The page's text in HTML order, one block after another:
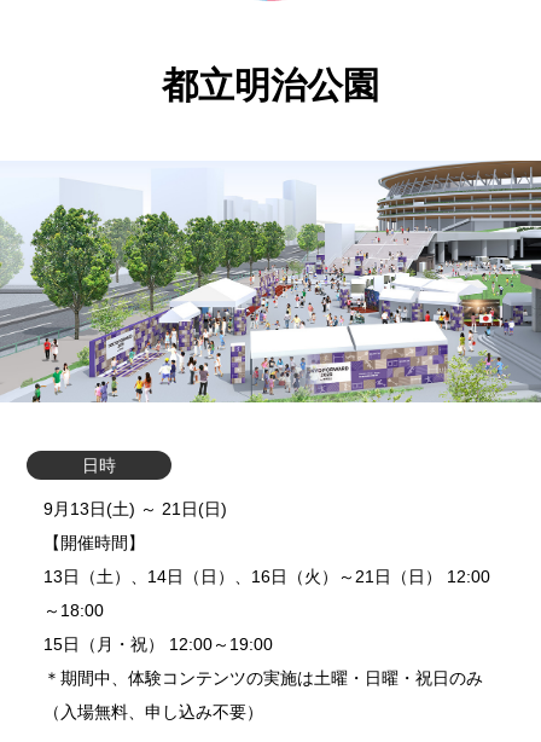
都立明治公園
日時
9月13日(土) ～ 21日(日)
【開催時間】
13日（土）、14日（日）、16日（火）～21日（日） 12:00
～18:00
15日（月・祝） 12:00～19:00
＊期間中、体験コンテンツの実施は土曜・日曜・祝日のみ
（入場無料、申し込み不要）